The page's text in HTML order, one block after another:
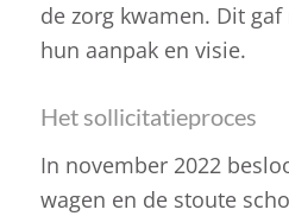
de zorg kwamen. Dit
hun aanpak en visie.
Het sollicitatieproces
In november 2022
wagen en de stoute